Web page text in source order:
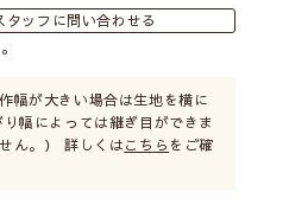
居るのがわからない
近すると、透け感のない
ッフに問い合わせる
幅が大きい場合は生地を横に
幅によっては継ぎ目ができま
ん。） 詳しくはこちら をご確